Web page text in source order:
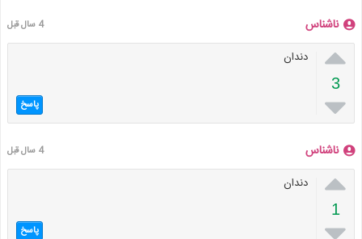
ناشناس 4 سال قبل

3

دندان
پاسخ
ناشناس 4 سال قبل

1
دندان
پاسخ